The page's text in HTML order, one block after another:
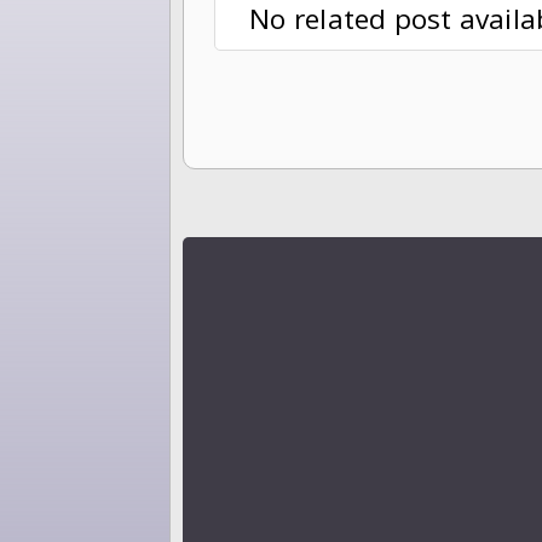
No related post